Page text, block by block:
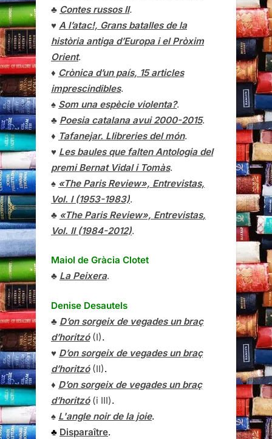
♣ Contes russos II.
♥ A l’atac!, Grans batalles de la
història antiga d’Europa i el Pròxim
Orient.
♦ Crònica d’un país, 15 articles
imprescindibles.
♠ Som una espècie violenta?.
♣ Poesia catalana avui 2000-2015.
♦ Tafanejar. Llibreries del món.
♥ Les baules que falten Antologia del
premi Bernat Vidal i Tomàs.
♠ «The Paris Review», Entrevistas,
Vol. I (1953-1983).
♣ «The Paris Review», Entrevistas,
Vol. II (1984-2012).
Maiol de Gràcia Clotet
♣ La Peixera.
Denise Desautels
♣ D’on sorgeix de vegades un braç
d’horitzó(I).
♥ D’on sorgeix de vegades un braç
d’horitzó(II).
♦ D’on sorgeix de vegades un braç
d’horitzó(i III).
♠ L'angle noir de la joie.
♣ Disparaître.